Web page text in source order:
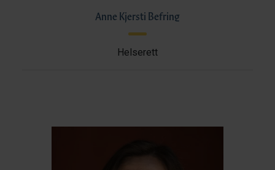
Anne Kjersti Befring
Helserett